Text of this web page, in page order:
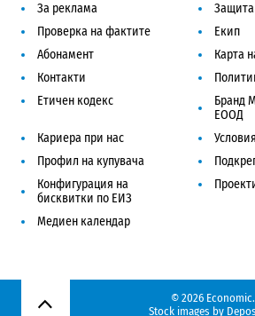
За реклама
Проверка на фактите
Екип
Абонамент
Карта
Контакти
Етичен кодекс
Бранд
ЕООД
Кариера при нас
Профил на купувача
Конфигурация на
бисквитки по ЕИЗ
Медиен календар
Нагоре
© 2026
Stock images by